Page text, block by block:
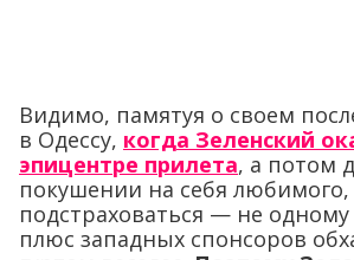
Видимо, памятуя о своем
в Одессу, когда Зеленский
эпицентре прилета, а потом
покушении на себя
подстраховаться — не
плюс западных спонсоров